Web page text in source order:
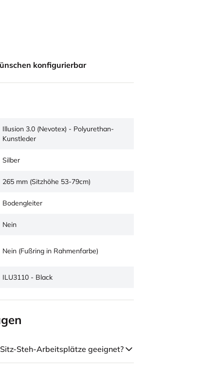
konfigurierbar
Illusion 3.0 (Nevotex) - Polyurethan-
Kunstleder
Silber
265 mm (Sitzhöhe 53-79cm)
Bodengleiter
Nein
Nein (Fußring in Rahmenfarbe)
ILU3110 - Black
Steh-Arbeitsplätze geeignet?